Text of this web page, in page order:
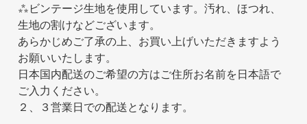
***ビンテージ生地を使用しています。汚れ、ほつれ、
生地の割けなどございます。
あらかじめご了承の上、お買い上げいただきますよう
お願いいたします。
日本国内配送のご希望の方はご住所お名前を日本語で
ご入力ください。
２、３営業日での配送となります。